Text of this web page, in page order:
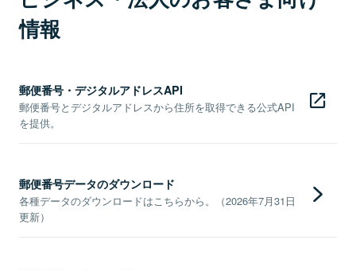
情報
郵便番号・デジタルアドレスAPI
郵便番号とデジタルアドレスから住所を取得できる公式API
を提供。
郵便番号データのダウンロード
各種データのダウンロードはこちらから。（2026年7月31日
更新）